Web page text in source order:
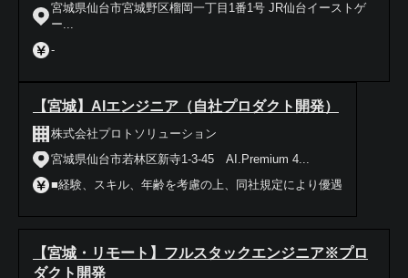
宮城県仙台市宮城野区榴岡一丁目1番1号 JR仙台イーストゲ
ー...
-
【宮城】AIエンジニア（自社プロダクト開発）
株式会社プロトソリューション
宮城県仙台市若林区新寺1-3-45 AI.Premium 4...
■経験、スキル、年齢を考慮の上、同社規定により優遇
【宮城・リモート】フルスタックエンジニア※プロ
ダクト開発